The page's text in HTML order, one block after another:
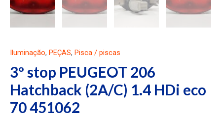
Iluminação, PEÇAS, Pisca / piscas
3º stop PEUGEOT 206
Hatchback (2A/C) 1.4 HDi eco
70 451062